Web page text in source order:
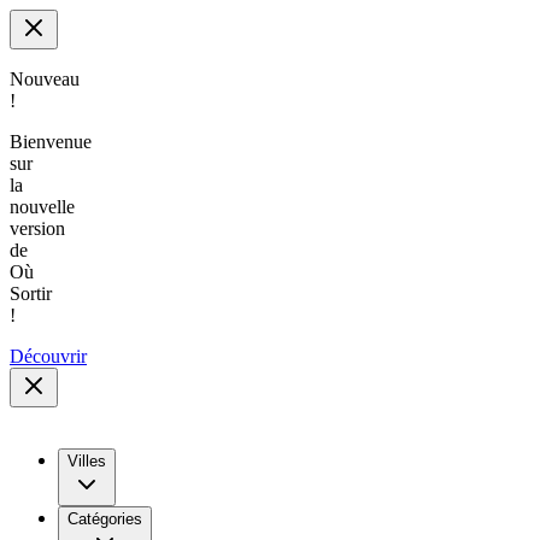
Nouveau
!
Bienvenue
sur
la
nouvelle
version
de
Où
Sortir
!
Découvrir
Villes
Catégories